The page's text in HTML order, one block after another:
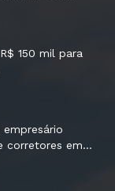
150 mil para
corretores em...